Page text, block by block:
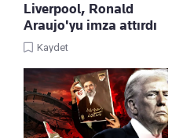
Liverpool, Ronald
Araujo'yu imza attırdı
Kaydet